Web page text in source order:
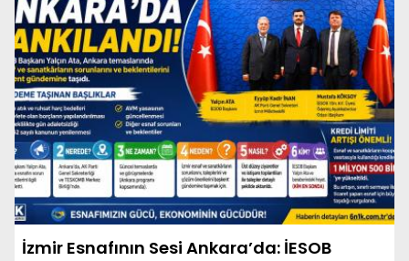
İzmir Esnafının Sesi Ankara’da: İESOB